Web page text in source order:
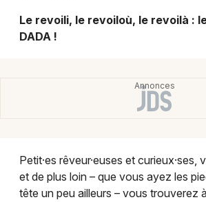
Soirées
Festival en Rhône-Alpes
Toulouse
Le revoili, le revoiloù, le revoilà :
DADA !
Petit·es rêveur·euses et curieux·ses,
et de plus loin – que vous ayez les
tête un peu ailleurs – vous trouverez